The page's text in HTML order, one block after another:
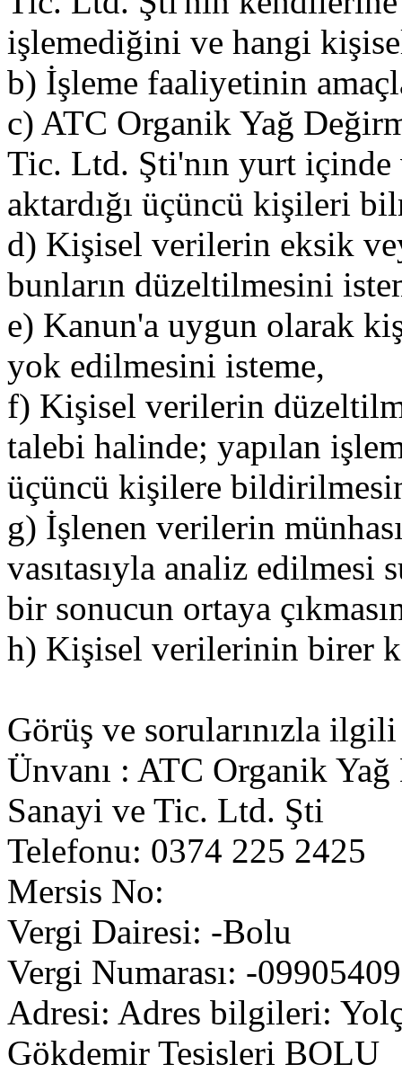
işlemediğini ve hangi
b) İşleme faaliyetinin
c) ATC Organik Yağ
Tic. Ltd. Şti'nın yurt içinde
aktardığı üçüncü kişileri
d) Kişisel verilerin eksik
bunların düzeltilmesini
e) Kanun'a uygun olarak
yok edilmesini isteme,
f) Kişisel verilerin
talebi halinde; yapılan
üçüncü kişilere
g) İşlenen verilerin
vasıtasıyla analiz
bir sonucun ortaya
h) Kişisel verilerinin birer
Görüş ve sorularınızla
Ünvanı : ATC Organik Yağ
Sanayi ve Tic. Ltd. Şti
Telefonu: 0374 225 2425
Mersis No:
Vergi Dairesi: -Bolu
Vergi Numarası: -
Adresi: Adres bilgileri:
Gökdemir Tesisleri BOLU